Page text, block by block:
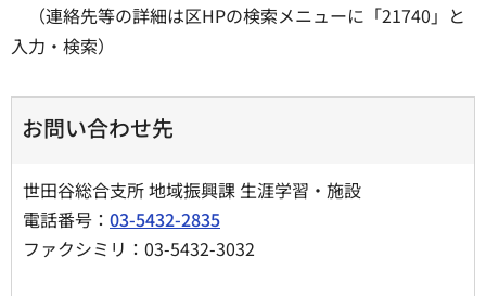
（連絡先等の詳細は区HPの検索メニューに「21740」と
入力・検索）
お問い合わせ先
世田谷総合支所 地域振興課 生涯学習・施設
電話番号： 03-5432-2835
ファクシミリ：03-5432-3032